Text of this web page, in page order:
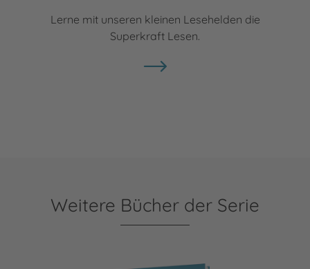
Lerne mit unseren kleinen Lesehelden die
Superkraft Lesen.
Weitere Bücher der Serie